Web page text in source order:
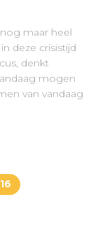
maar heel
deze crisistijd
denkt
mogen
van vandaag
16